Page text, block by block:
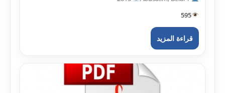
595
قراءة المزيد